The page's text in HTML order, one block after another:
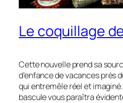
Le coquillage
Cette nouvelle prend sa
d’enfance de vacances près
qui entremêle réel et imaginé.
bascule vous paraîtra